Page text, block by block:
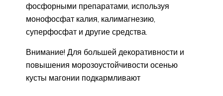
фосфорными препаратами, используя
монофосфат калия, калимагнезию,
суперфосфат и другие средства.
Внимание! Для большей декоративности и
повышения морозоустойчивости осенью
кусты магонии подкармливают